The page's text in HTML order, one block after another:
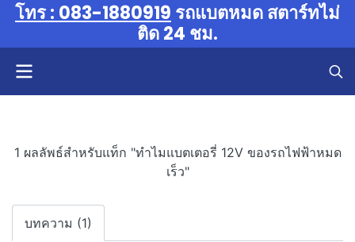
โทร : 083-1880919 รถแบตหมด สตาร์ทไม่
ติด 24 ชม.
1 ผลลัพธ์สำหรับแท็ก "ทำไมแบตเตอรี่ 12V ของรถไฟฟ้าหมด
เร็ว"
บทความ (1)